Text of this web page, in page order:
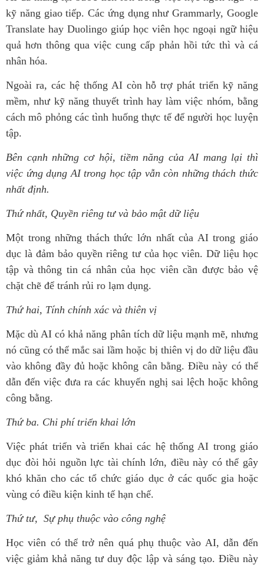
kỹ năng giao tiếp. Các ứng dụng như Grammarly, Google
Translate hay Duolingo giúp học viên học ngoại ngữ hiệu
quả hơn thông qua việc cung cấp phản hồi tức thì và cá
nhân hóa.
Ngoài ra, các hệ thống AI còn hỗ trợ phát triển kỹ năng
mềm, như kỹ năng thuyết trình hay làm việc nhóm, bằng
cách mô phỏng các tình huống thực tế để người học luyện
tập.
Bên cạnh những cơ hội, tiềm năng của AI mang lại thì
việc ứng dụng AI trong học tập vẫn còn những thách thức
nhất định.
Thứ nhất, Quyền riêng tư và bảo mật dữ liệu
Một trong những thách thức lớn nhất của AI trong giáo
dục là đảm bảo quyền riêng tư của học viên. Dữ liệu học
tập và thông tin cá nhân của học viên cần được bảo vệ
chặt chẽ để tránh rủi ro lạm dụng.
Thứ hai, Tính chính xác và thiên vị
Mặc dù AI có khả năng phân tích dữ liệu mạnh mẽ, nhưng
nó cũng có thể mắc sai lầm hoặc bị thiên vị do dữ liệu đầu
vào không đầy đủ hoặc không cân bằng. Điều này có thể
dẫn đến việc đưa ra các khuyến nghị sai lệch hoặc không
công bằng.
Thứ ba. Chi phí triển khai lớn
Việc phát triển và triển khai các hệ thống AI trong giáo
dục đòi hỏi nguồn lực tài chính lớn, điều này có thể gây
khó khăn cho các tổ chức giáo dục ở các quốc gia hoặc
vùng có điều kiện kinh tế hạn chế.
Thứ tư, Sự phụ thuộc vào công nghệ
Học viên có thể trở nên quá phụ thuộc vào AI, dẫn đến
việc giảm khả năng tư duy độc lập và sáng tạo. Điều này